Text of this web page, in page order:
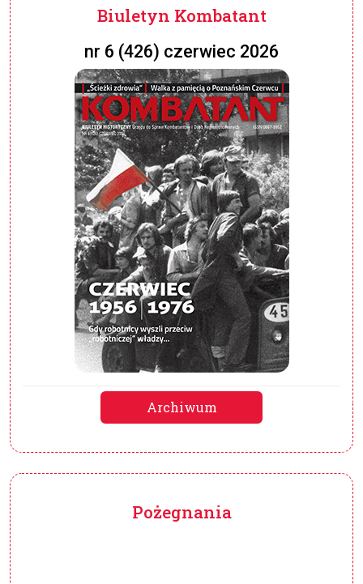
Biuletyn Kombatant
nr 6 (426) czerwiec 2026
Archiwum
Pożegnania